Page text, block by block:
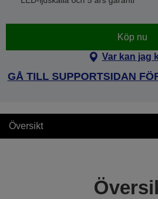
Köp nu
Var kan jag
GÅ TILL SUPPORTSIDAN
Översikt